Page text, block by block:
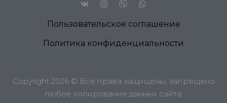
Пользовательское соглашение
Политика конфиденциальности
Copyright 2026 © Все права защищены, запрещено
любое копирование данных сайта.